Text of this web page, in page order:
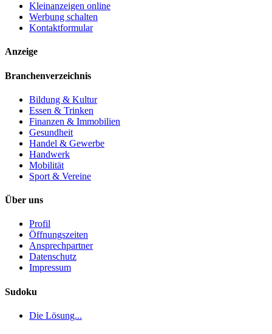
Kleinanzeigen online
Werbung schalten
Kontaktformular
Anzeige
Branchenverzeichnis
Bildung & Kultur
Essen & Trinken
Finanzen & Immobilien
Gesundheit
Handel & Gewerbe
Handwerk
Mobilität
Sport & Vereine
Über uns
Profil
Öffnungszeiten
Ansprechpartner
Datenschutz
Impressum
Sudoku
Die Lösung...